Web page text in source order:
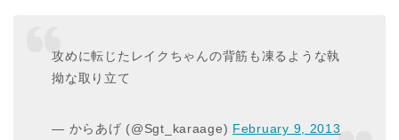
攻めに転じたレイクちゃんの背筋も凍るような執
拗な取り立て
— からあげ (@Sgt_karaage) February 9, 2013